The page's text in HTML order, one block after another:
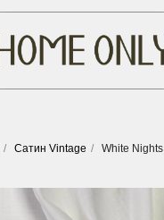
/ Сатин Vintage / White Nights